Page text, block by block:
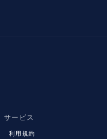
サービス
利用規約